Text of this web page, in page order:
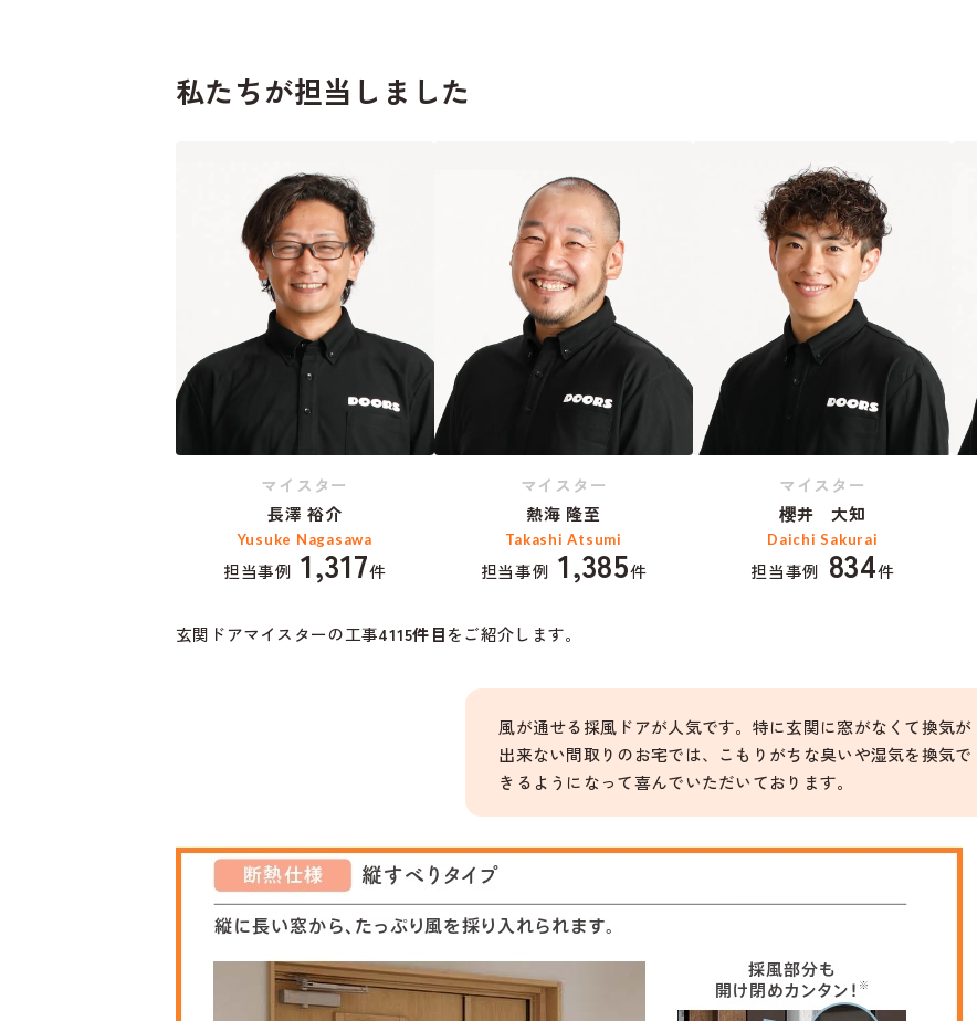
私たちが担当しました
マイスター
長澤 裕介
Yusuke Nagasawa
担当事例 1,317件
マイスター
熱海 隆至
Takashi Atsumi
担当事例 1,385件
マイスター
櫻井 大知
Daichi Sakurai
担当事例 834件
玄関ドアマイスターの工事4115件目をご紹介します。
風が通せる採風ドアが人気です。特に玄関に窓がなくて換気が
出来ない間取りのお宅では、こもりがちな臭いや湿気を換気で
きるようになって喜んでいただいております。